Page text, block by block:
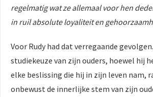
regelmatig wat ze allemaal voor hen
in ruil absolute loyaliteit en
Voor Rudy had dat verregaande
studiekeuze van zijn ouders, hoewel hij
elke beslissing die hij in zijn leven nam,
onbewust de innerlijke stem van zijn